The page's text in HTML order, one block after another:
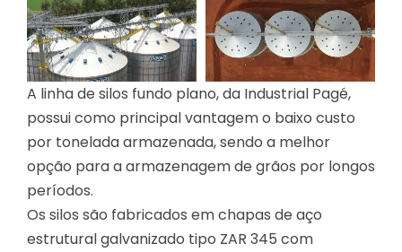
A linha de silos fundo plano, da Industrial Pagé,
possui como principal vantagem o baixo custo
por tonelada armazenada, sendo a melhor
opção para a armazenagem de grãos por longos
períodos.
Os silos são fabricados em chapas de aço
estrutural galvanizado tipo ZAR 345 com